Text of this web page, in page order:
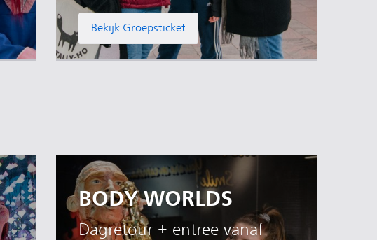
Bekijk Groepsticket
BODY WORLDS
Dagretour + entree vanaf